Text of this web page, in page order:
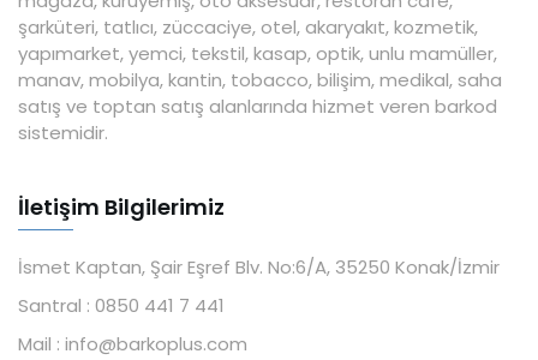
şarküteri, tatlıcı, züccaciye, otel, akaryakıt, kozmetik,
yapımarket, yemci, tekstil, kasap, optik, unlu mamüller,
manav, mobilya, kantin, tobacco, bilişim, medikal, saha
satış ve toptan satış alanlarında hizmet veren barkod
sistemidir.
İletişim Bilgilerimiz
İsmet Kaptan, Şair Eşref Blv. No:6/A, 35250 Konak/İzmir
Santral : 0850 441 7 441
Mail : info@barkoplus.com